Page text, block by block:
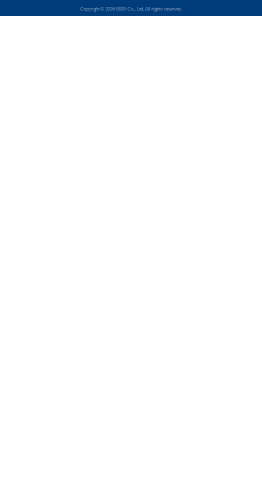
Copyright © 2026 SSRI Co., Ltd. All rights reserved.